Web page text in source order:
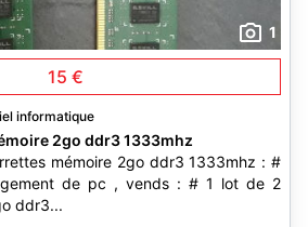
1
15 €
informatique
2go ddr3 1333mhz
mémoire 2go ddr3 1333mhz : #
de pc , vends : # 1 lot de 2
ddr3...